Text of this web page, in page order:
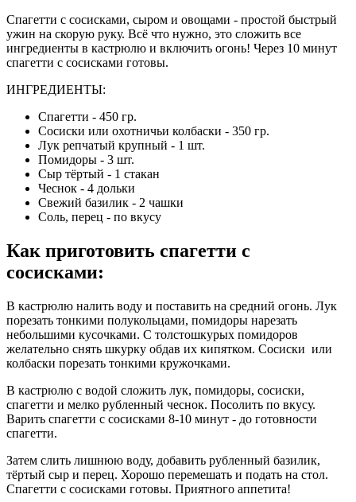
Спагетти с сосисками, сыром и овощами - простой быстрый
ужин на скорую руку. Всё что нужно, это сложить все
ингредиенты в кастрюлю и включить огонь! Через 10 минут
спагетти с сосисками готовы.
ИНГРЕДИЕНТЫ:
Спагетти - 450 гр.
Сосиски или охотничьи колбаски - 350 гр.
Лук репчатый крупный - 1 шт.
Помидоры - 3 шт.
Сыр тёртый - 1 стакан
Чеснок - 4 дольки
Свежий базилик - 2 чашки
Соль, перец - по вкусу
Как приготовить спагетти с
сосисками:
В кастрюлю налить воду и поставить на средний огонь. Лук
порезать тонкими полукольцами, помидоры нарезать
небольшими кусочками. С толстошкурых помидоров
желательно снять шкурку обдав их кипятком. Сосиски или
колбаски порезать тонкими кружочками.
В кастрюлю с водой сложить лук, помидоры, сосиски,
спагетти и мелко рубленный чеснок. Посолить по вкусу.
Варить спагетти с сосисками 8-10 минут - до готовности
спагетти.
Затем слить лишнюю воду, добавить рубленный базилик,
тёртый сыр и перец. Хорошо перемешать и подать на стол.
Спагетти с сосисками готовы. Приятного аппетита!